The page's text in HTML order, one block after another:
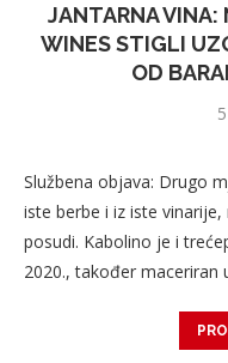
JANTARNA VINA:
WINES STIGLI
OD
Službena objava: Drugo
iste berbe i iz iste
posudi. Kabolino je i
2020., također maceriran